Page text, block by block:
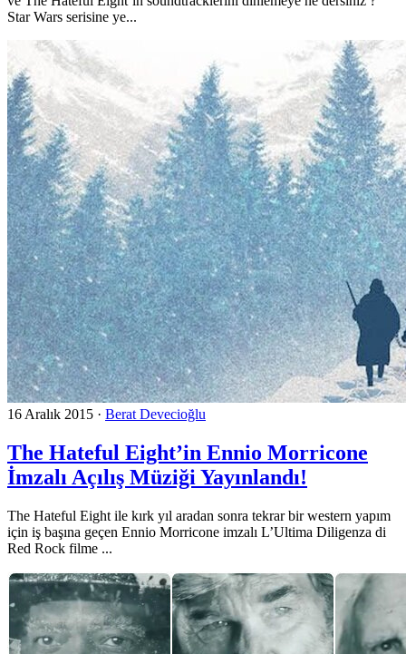
Star Wars serisine ye...
16 Aralık 2015 · Berat Devecioğlu
The Hateful Eight’in Ennio Morricone
İmzalı Açılış Müziği Yayınlandı!
The Hateful Eight ile kırk yıl aradan sonra tekrar bir western yapım
için iş başına geçen Ennio Morricone imzalı L’Ultima Diligenza di
Red Rock filme ...